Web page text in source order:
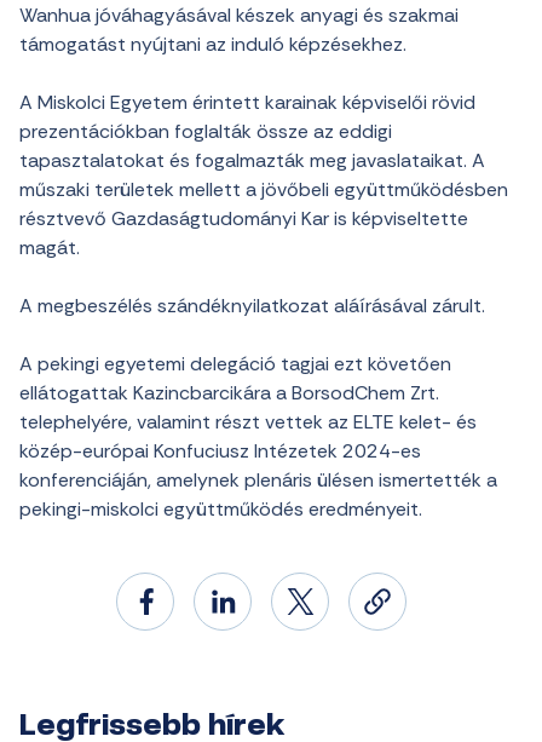
Wanhua jóváhagyásával készek anyagi és szakmai
támogatást nyújtani az induló képzésekhez.
A Miskolci Egyetem érintett karainak képviselői rövid
prezentációkban foglalták össze az eddigi
tapasztalatokat és fogalmazták meg javaslataikat. A
műszaki területek mellett a jövőbeli együttműködésben
résztvevő Gazdaságtudományi Kar is képviseltette
magát.
A megbeszélés szándéknyilatkozat aláírásával zárult.
A pekingi egyetemi delegáció tagjai ezt követően
ellátogattak Kazincbarcikára a BorsodChem Zrt.
telephelyére, valamint részt vettek az ELTE kelet- és
közép-európai Konfuciusz Intézetek 2024-es
konferenciáján, amelynek plenáris ülésen ismertették a
pekingi-miskolci együttműködés eredményeit.
Legfrissebb hírek